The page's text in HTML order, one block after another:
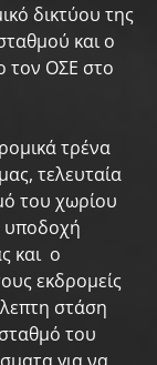
δικτύου της
και ο
τον ΟΣΕ στο
τρένα
τελευταία
του χωρίου
υποδοχή
και ο
εκδρομείς
στάση
του